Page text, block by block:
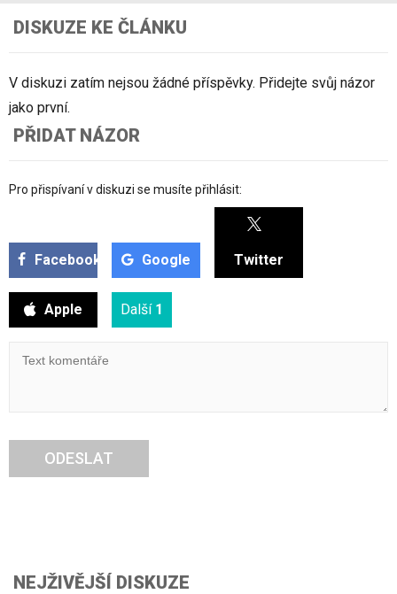
DISKUZE KE ČLÁNKU
V diskuzi zatím nejsou žádné příspěvky. Přidejte svůj názor
jako první.
PŘIDAT NÁZOR
Pro přispívaní v diskuzi se musíte přihlásit:
Facebook Google Twitter
Apple Další 1
ODESLAT
NEJŽIVĚJŠÍ DISKUZE